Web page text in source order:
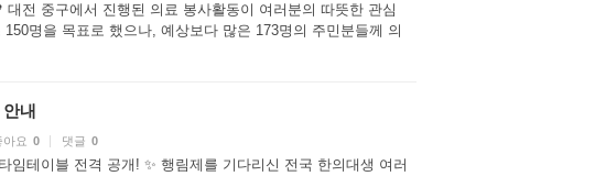
전 중구에서 진행된 의료 봉사활동이 여러분의 따뜻한 관심
명을 목표로 했으나, 예상보다 많은 173명의 주민분들께 의
내
아요 0 댓글 0
임테이블 전격 공개! ✨ 행림제를 기다리신 전국 한의대생 여러